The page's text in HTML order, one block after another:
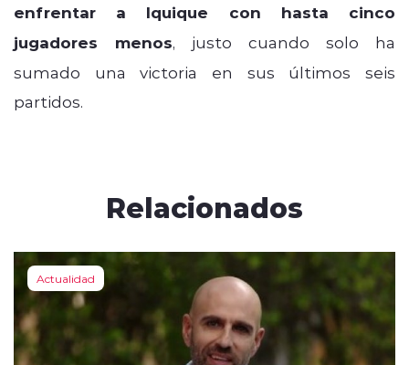
enfrentar a Iquique con hasta cinco
jugadores menos, justo cuando solo ha
sumado una victoria en sus últimos seis
partidos.
Relacionados
Actualidad